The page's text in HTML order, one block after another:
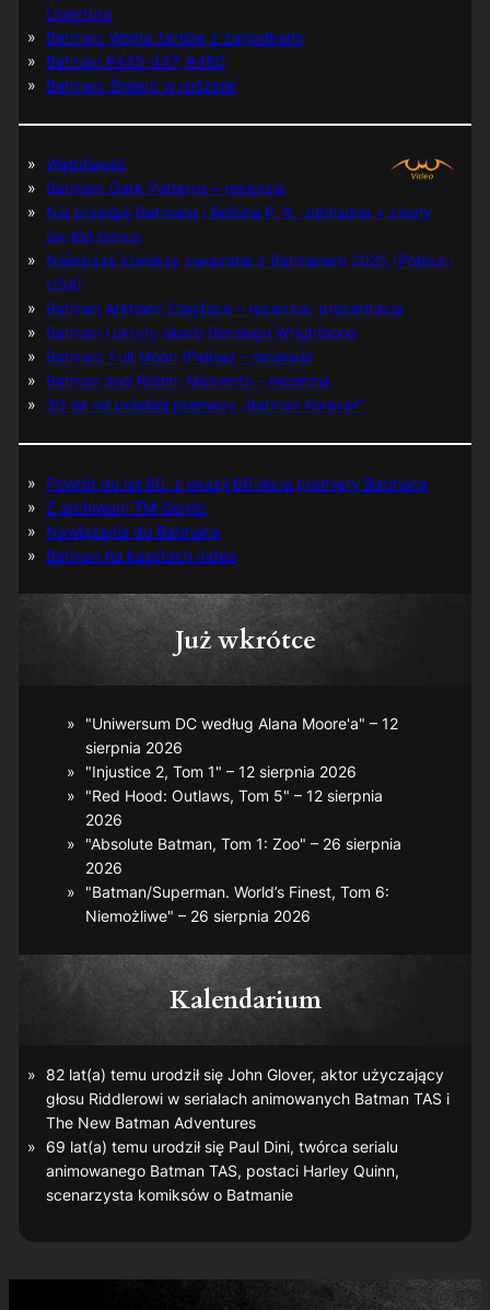
Uwertura
Batman: Wojna żartów z zagadkami
Batman #445-447, #480
Batman: Śmierć w rodzinie
Wątpliwość
Batman: Dark Patterns – recenzja
Nie prześpij Batmana i Robina P. K. Johnsona + zimny
jak lód bonus
Najlepsze komiksy związane z Batmanem 2025 (Polska i
USA)
Batman Arkham: Clayface – recenzja, prezentacja
Batman i ukryty skarb Berniego Wrightsona
Batman: Full Moon (Pełnia) – recenzja
Batman and Robin: Memento – recenzja
30 lat od polskiej premiery „Batman Forever”
Powrót do lat 60. z okazji 60-lecia premiery Batmana
Z archiwum TM-Semic
Nawiązania do Batmana
Batman na kasetach video
Już wkrótce
"Uniwersum DC według Alana Moore'a" – 12
sierpnia 2026
"Injustice 2, Tom 1" – 12 sierpnia 2026
"Red Hood: Outlaws, Tom 5" – 12 sierpnia
2026
"Absolute Batman, Tom 1: Zoo" – 26 sierpnia
2026
"Batman/Superman. World’s Finest, Tom 6:
Niemożliwe" – 26 sierpnia 2026
Kalendarium
82 lat(a) temu urodził się John Glover, aktor użyczający
głosu Riddlerowi w serialach animowanych Batman TAS i
The New Batman Adventures
69 lat(a) temu urodził się Paul Dini, twórca serialu
animowanego Batman TAS, postaci Harley Quinn,
scenarzysta komiksów o Batmanie